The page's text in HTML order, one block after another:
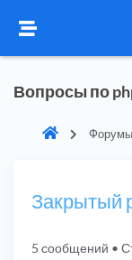
Вопросы по
Форумы
Закрытый
5 сообщений •